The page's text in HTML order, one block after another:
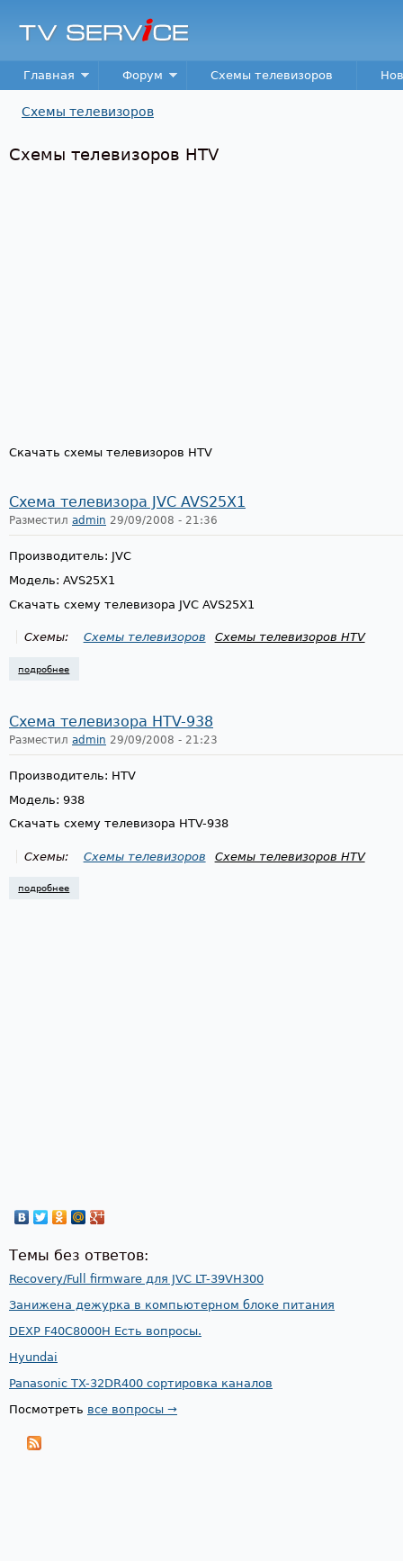
TV
Service
Main menu
Главная Форум Схемы телевизоров
Схемы телевизоров
Схемы телевизоров HTV
Скачать схемы телевизоров HTV
Схема телевизора JVC AVS25X1
Разместил admin 29/09/2008 - 21:36
Производитель: JVC
Модель: AVS25X1
Скачать схему телевизора JVC AVS25X1
Схемы: Схемы телевизоров Схемы телевизоров HTV
подробнее
Схема телевизора HTV-938
Разместил admin 29/09/2008 - 21:23
Производитель: HTV
Модель: 938
Скачать схему телевизора HTV-938
Схемы: Схемы телевизоров Схемы телевизоров HTV
подробнее
Темы без ответов:
Recovery/Full firmware для JVC LT-39VH300
Занижена дежурка в компьютерном блоке питания
DEXP F40C8000H Есть вопросы.
Hyundai
Panasonic TX-32DR400 сортировка каналов
Посмотреть все вопросы →